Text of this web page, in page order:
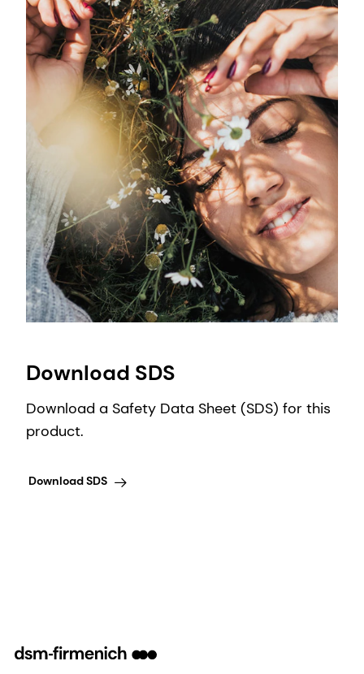
Download SDS
Download a Safety Data Sheet (SDS) for this
product.
Download SDS